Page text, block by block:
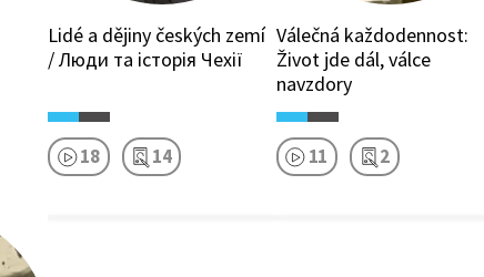
Lidé a dějiny českých zemí
/ Люди та історія Чехії
18 14
Válečná každodennost:
Život jde dál, válce
navzdory
11 2